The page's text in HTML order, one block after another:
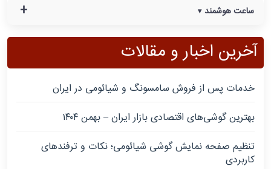
+ ساعت هوشمند
آخرین اخبار و مقالات
خدمات پس از فروش سامسونگ و شیائومی در ایران
بهترین گوشی‌های اقتصادی بازار ایران – بهمن ۱۴۰۴
تنظیم صفحه نمایش گوشی شیائومی؛ نکات و ترفندهای
کاربردی